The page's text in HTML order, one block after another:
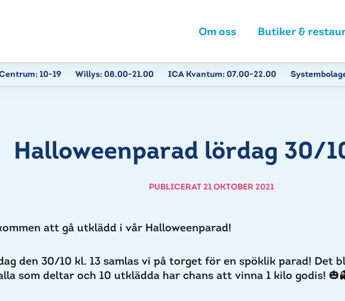
Om oss Butiker &
10-19 Willys: 08.00-21.00 ICA Kvantum: 07.00-22.00
Halloweenparad lördag 30/
PUBLICERAT 21 OKTOBER 2021
att gå utklädd i vår Halloweenparad!
den 30/10 kl. 13 samlas vi på torget för en spöklik parad! Det
som deltar och 10 utklädda har chans att vinna 1 kilo godis!